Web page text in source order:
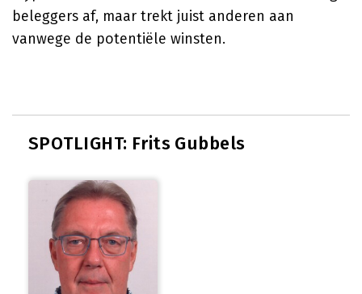
beleggers af, maar trekt juist anderen aan
vanwege de potentiële winsten.
SPOTLIGHT: Frits Gubbels